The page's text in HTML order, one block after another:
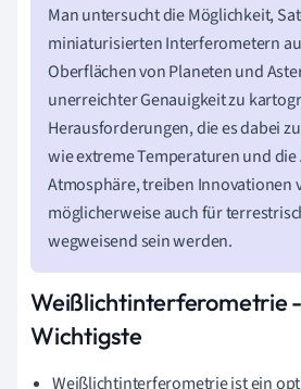
Man untersucht die Möglichkeit,
miniaturisierten Interferometern
Oberflächen von Planeten und
unerreichter Genauigkeit zu
Herausforderungen, die es dabei
wie extreme Temperaturen und
Atmosphäre, treiben Innovationen
möglicherweise auch für
wegweisend sein werden.
Weißlichtinterferometrie
Wichtigste
Weißlichtinterferometrie ist ein